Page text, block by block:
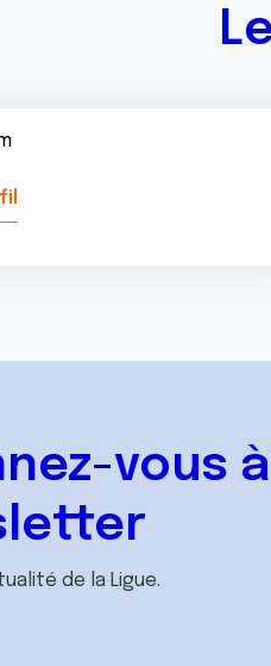
vous
de la Ligue.